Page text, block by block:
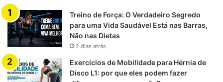
Explosivo
Aumenta queima calórica
4. Agachamento Isométrico (Parede)
Excelente para resistência muscular
Treino de Força: O Verdadeiro Segredo
para uma Vida Saudável Está nas Barras,
Não nas Dietas
2 dias atrás
Exercícios de Mobilidade para Hérnia de
Disco L1: por que eles podem fazer